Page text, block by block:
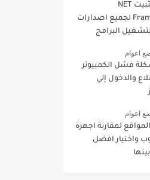
كيفية تثبيت NET
Framework لجميع اصدارات
لتشغيل البرامج
اعوام
فشل الكمبيوتر
والدخول إلي
اعوام
لمقارنة اجهزة
واختيار افضل